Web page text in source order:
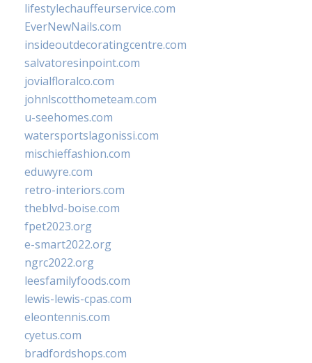
lifestylechauffeurservice.com
EverNewNails.com
insideoutdecoratingcentre.com
salvatoresinpoint.com
jovialfloralco.com
johnlscotthometeam.com
u-seehomes.com
watersportslagonissi.com
mischieffashion.com
eduwyre.com
retro-interiors.com
theblvd-boise.com
fpet2023.org
e-smart2022.org
ngrc2022.org
leesfamilyfoods.com
lewis-lewis-cpas.com
eleontennis.com
cyetus.com
bradfordshops.com